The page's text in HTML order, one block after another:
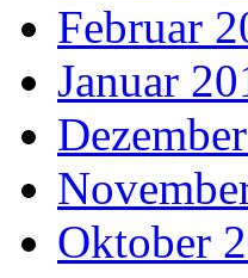
Februar
Januar
Oktober